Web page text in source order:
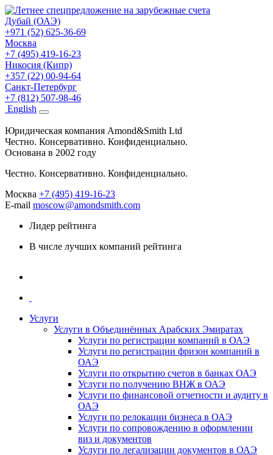
Дубай (ОАЭ)
+971 (52) 625-36-69
Москва
+7 (495) 419-16-23
Никосия (Кипр)
+357 (22) 00-94-64
Санкт-Петербург
+7 (812) 507-98-46
English
Юридическая компания Amond&Smith Ltd
Честно. Консервативно. Конфиденциально.
Основана в 2002 году
Честно. Консервативно. Конфиденциально.
Москва +7 (495) 419-16-23
E-mail moscow@amondsmith.com
Лидер рейтинга
В числе лучших компаний рейтинга
Услуги
Услуги в Объединённых Арабских Эмиратах
Услуги по регистрации компаний в ОАЭ
Услуги по регистрации фризон компаний в
ОАЭ
Услуги по открытию счетов в банках ОАЭ
Услуги по получению ВНЖ в ОАЭ
Услуги по финансовой отчетности и аудиту в
ОАЭ
Услуги по релокации бизнеса в ОАЭ
Услуги по сопровождению в оформлении
виз и документов
Услуги по легализации документов в ОАЭ